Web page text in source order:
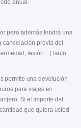
anual.
pero además tendrá una
previa del
lesión…) tanto
permite una devolución
para viajes en
Si el importe del
que quiera usted